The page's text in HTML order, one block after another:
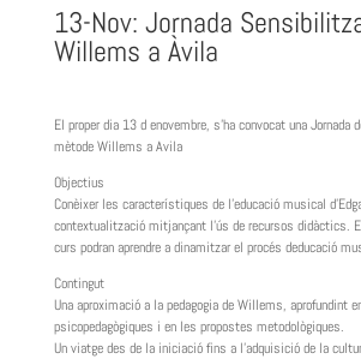
13-Nov: Jornada
Willems a Àvila
El proper dia 13 d enovembre, s’ha convocat una
mètode Willems a Avila
Objectius
Conèixer les característiques de l’educació musical
contextualització mitjançant l’ús de recursos didàctics.
curs podran aprendre a dinamitzar el procés deducació
Contingut
Una aproximació a la pedagogia de Willems, aprofundint
psicopedagògiques i en les propostes metodològiques.
Un viatge des de la iniciació fins a l’adquisició de la